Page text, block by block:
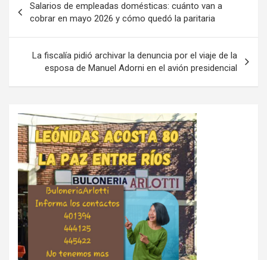
de
entradas
Salarios de empleadas domésticas: cuánto van a
cobrar en mayo 2026 y cómo quedó la paritaria
La fiscalía pidió archivar la denuncia por el viaje de la
esposa de Manuel Adorni en el avión presidencial